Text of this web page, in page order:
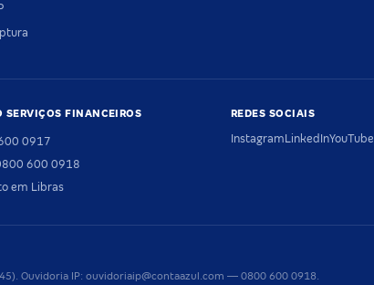
SERVIÇOS FINANCEIROS
0917
600 0918
em Libras
REDES SOCIAIS
InstagramLinkedInYouTube
Ouvidoria IP: ouvidoriaip@contaazul.com — 0800 600 0918.